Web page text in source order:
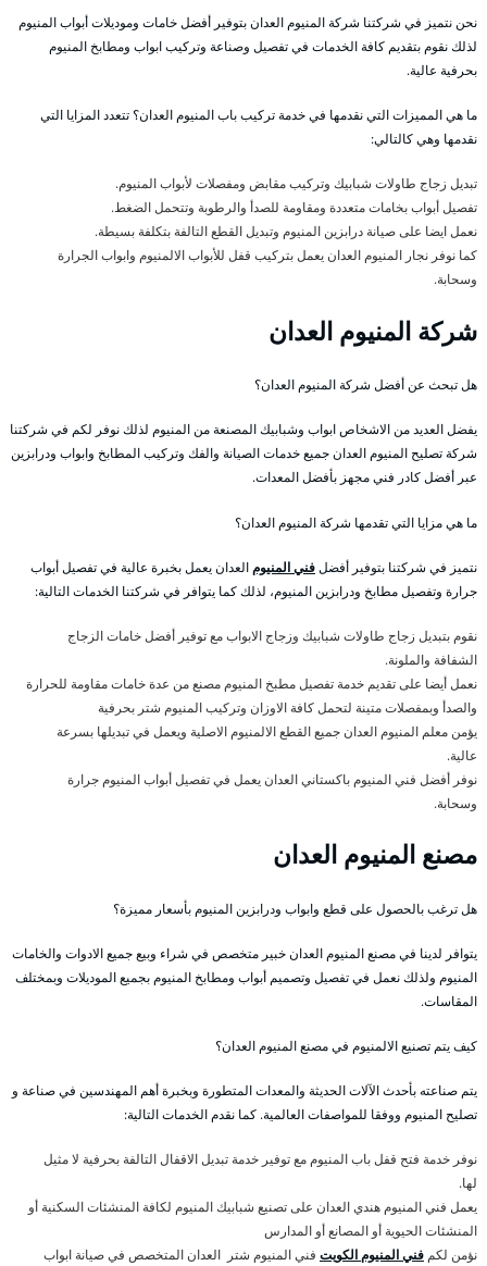
نحن نتميز في شركتنا شركة المنيوم العدان بتوفير أفضل خامات وموديلات أبواب المنيوم
لذلك نقوم بتقديم كافة الخدمات في تفصيل وصناعة وتركيب ابواب ومطابخ المنيوم
بحرفية عالية.
ما هي المميزات التي نقدمها في خدمة تركيب باب المنيوم العدان؟ تتعدد المزايا التي
نقدمها وهي كالتالي:
تبديل زجاج طاولات شبابيك وتركيب مقابض ومفصلات لأبواب المنيوم.
تفصيل أبواب بخامات متعددة ومقاومة للصدأ والرطوبة وتتحمل الضغط.
نعمل ايضا على صيانة درابزين المنيوم وتبديل القطع التالفة بتكلفة بسيطة.
كما نوفر نجار المنيوم العدان يعمل بتركيب قفل للأبواب الالمنيوم وابواب الجرارة
وسحابة.
شركة المنيوم العدان
هل تبحث عن أفضل شركة المنيوم العدان؟
يفضل العديد من الاشخاص ابواب وشبابيك المصنعة من المنيوم لذلك نوفر لكم في شركتنا
شركة تصليح المنيوم العدان جميع خدمات الصيانة والفك وتركيب المطابخ وابواب ودرابزين
عبر أفضل كادر فني مجهز بأفضل المعدات.
ما هي مزايا التي تقدمها شركة المنيوم العدان؟
نتميز في شركتنا بتوفير أفضلفني المنيومالعدان يعمل بخبرة عالية في تفصيل أبواب
جرارة وتفصيل مطابخ ودرابزين المنيوم، لذلك كما يتوافر في شركتنا الخدمات التالية:
نقوم بتبديل زجاج طاولات شبابيك وزجاج الابواب مع توفير أفضل خامات الزجاج
الشفافة والملونة.
نعمل أيضا على تقديم خدمة تفصيل مطبخ المنيوم مصنع من عدة خامات مقاومة للحرارة
والصدأ وبمفصلات متينة لتحمل كافة الاوزان وتركيب المنيوم شتر بحرفية
يؤمن معلم المنيوم العدان جميع القطع الالمنيوم الاصلية ويعمل في تبديلها بسرعة
عالية.
نوفر أفضل فني المنيوم باكستاني العدان يعمل في تفصيل أبواب المنيوم جرارة
وسحابة.
مصنع المنيوم العدان
هل ترغب بالحصول على قطع وابواب ودرابزين المنيوم بأسعار مميزة؟
يتوافر لدينا في مصنع المنيوم العدان خبير متخصص في شراء وبيع جميع الادوات والخامات
المنيوم ولذلك نعمل في تفصيل وتصميم أبواب ومطابخ المنيوم بجميع الموديلات وبمختلف
المقاسات.
كيف يتم تصنيع الالمنيوم في مصنع المنيوم العدان؟
يتم صناعته بأحدث الآلات الحديثة والمعدات المتطورة وبخبرة أهم المهندسين في صناعة و
تصليح المنيوم ووفقا للمواصفات العالمية. كما نقدم الخدمات التالية:
نوفر خدمة فتح قفل باب المنيوم مع توفير خدمة تبديل الاقفال التالفة بحرفية لا مثيل
لها.
يعمل فني المنيوم هندي العدان على تصنيع شبابيك المنيوم لكافة المنشئات السكنية أو
المنشئات الحيوية أو المصانع أو المدارس
نؤمن لكم فني المنيوم الكويت فني المنيوم شتر العدان المتخصص في صيانة ابواب